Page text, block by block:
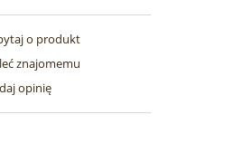
o produkt
znajomemu
opinię